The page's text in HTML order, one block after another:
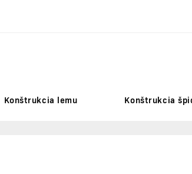
Konštrukcia lemu Konštrukcia